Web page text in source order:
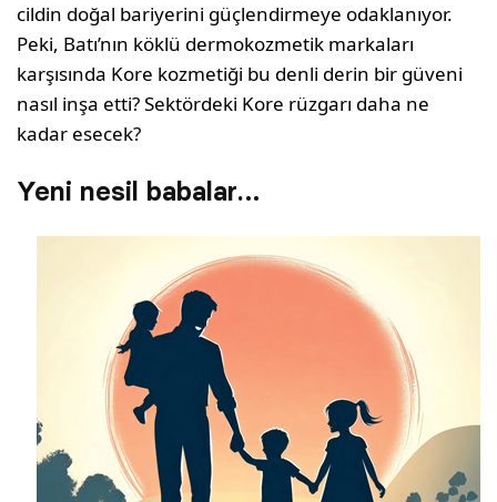
cildin doğal bariyerini güçlendirmeye odaklanıyor.
Peki, Batı’nın köklü dermokozmetik markaları
karşısında Kore kozmetiği bu denli derin bir güveni
nasıl inşa etti? Sektördeki Kore rüzgarı daha ne
kadar esecek?
Yeni nesil babalar…